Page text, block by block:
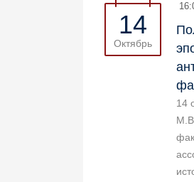
14
Октябрь
14